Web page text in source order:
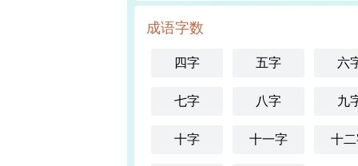
成语字数
四字 五字 六
七字 八字 九
十字 十一字 十